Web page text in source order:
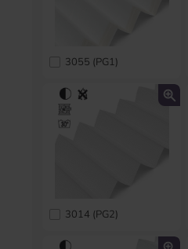
3055 (PG1)
3014 (PG2)